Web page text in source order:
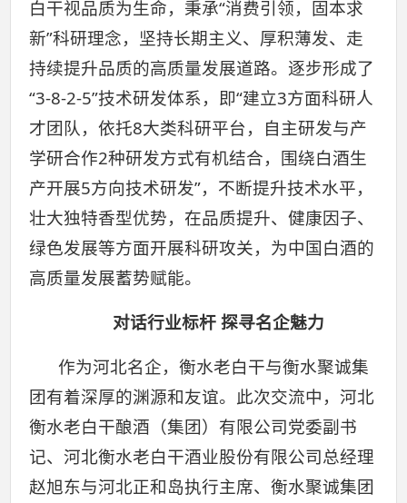
白干视品质为生命，秉承“消费引领，固本求
新”科研理念，坚持长期主义、厚积薄发、走
持续提升品质的高质量发展道路。逐步形成了
“3-8-2-5”技术研发体系，即“建立3方面科研人
才团队，依托8大类科研平台，自主研发与产
学研合作2种研发方式有机结合，围绕白酒生
产开展5方向技术研发”，不断提升技术水平，
壮大独特香型优势，在品质提升、健康因子、
绿色发展等方面开展科研攻关，为中国白酒的
高质量发展蓄势赋能。
对话行业标杆 探寻名企魅力
作为河北名企，衡水老白干与衡水聚诚集
团有着深厚的渊源和友谊。此次交流中，河北
衡水老白干酿酒（集团）有限公司党委副书
记、河北衡水老白干酒业股份有限公司总经理
赵旭东与河北正和岛执行主席、衡水聚诚集团